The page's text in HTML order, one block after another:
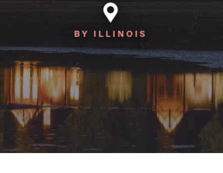
LUXE
Add to Favorites
Condividi questa pagina